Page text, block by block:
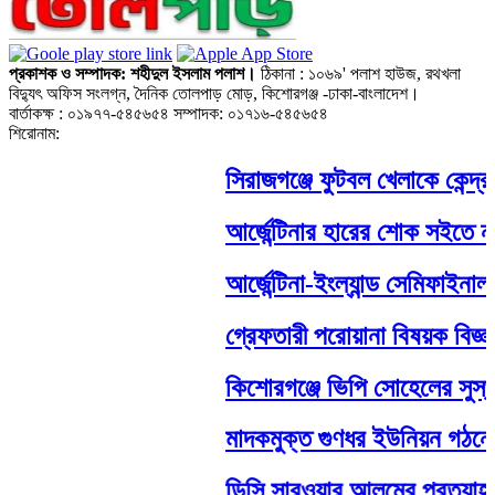
প্রকাশক ও সম্পাদক: শহীদুল ইসলাম পলাশ। ঠিকানা : ১০৬৯' পলাশ হাউজ, রথখলা
বিদ্যুৎ অফিস সংলগ্ন, দৈনিক তোলপাড় মোড়, কিশোরগঞ্জ -ঢাকা-বাংলাদেশ।
বার্তাকক্ষ : ০১৯৭৭-৫৪৫৬৫৪ সম্পাদক: ০১৭১৬-৫৪৫৬৫৪
শিরোনাম:
সিরাজগঞ্জে ফুটবল খেলাকে
আর্জেন্টিনার হারের শোক সইতে
আর্জেন্টিনা-ইংল্যান্ড
গ্রেফতারী পরোয়ানা বিষয়ক
কিশোরগঞ্জে ভিপি সোহেলের
মাদকমুক্ত গুণধর ইউনিয়ন গঠনে